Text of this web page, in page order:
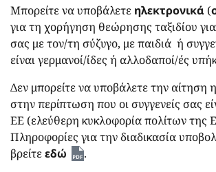
Μπορείτε να υποβάλετε ηλεκτρονικά (
για τη χορήγηση θεώρησης ταξιδίου
σας με τον/τη σύζυγο, με παιδιά ή
είναι γερμανοί/ίδες ή αλλοδαποί/ές
Δεν μπορείτε να υποβάλετε την αίτηση
στην περίπτωση που οι συγγενείς σας
ΕΕ (ελεύθερη κυκλοφορία πολίτων της
Πληροφορίες για την διαδικασία
βρείτεεδώ
.